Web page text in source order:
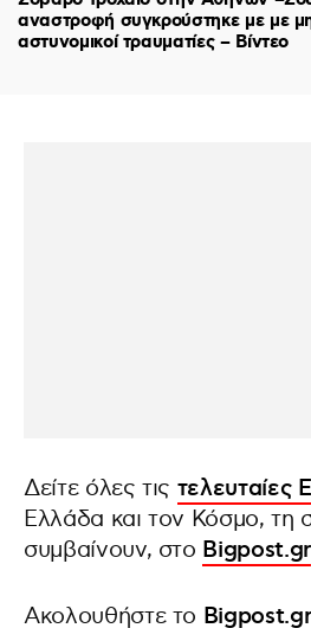
αναστροφή συγκρούστηκε με με
αστυνομικοί τραυματίες – Βίντεο
Δείτε όλες τις τελευταίες
Ελλάδα και τον Κόσμο, τη
συμβαίνουν, στο Bigpost.gr
Ακολουθήστε το